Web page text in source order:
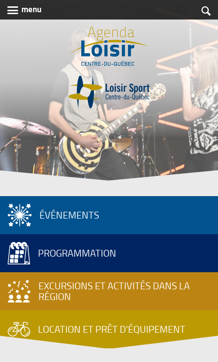
 menu 
Agenda
Loisir
Centre-
du-
Québec
ÉVÉNEMENTS
PROGRAMMATION
EXCURSIONS ET ACTIVITÉS DANS LA
RÉGION
LOCATION ET PRÊT D'ÉQUIPEMENT